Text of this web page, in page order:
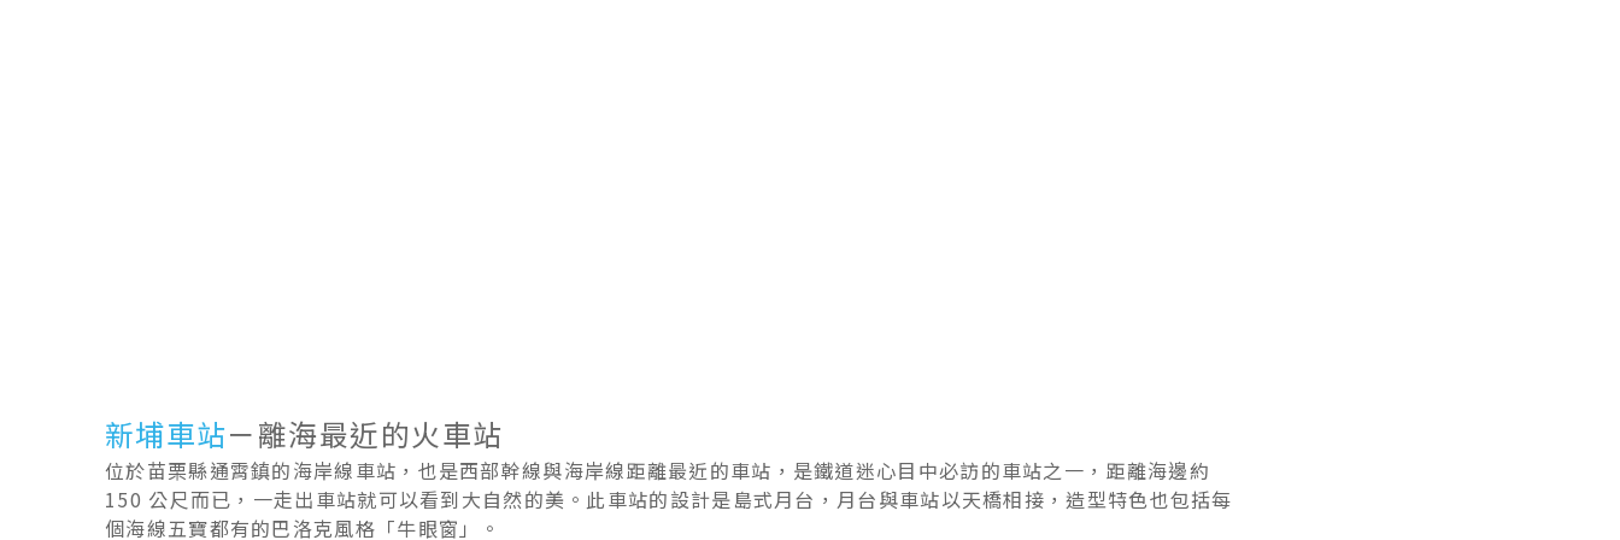
新埔車站－離海最近的火車站
位於苗栗縣通霄鎮的海岸線車站，也是西部幹線與海岸線距離最近的車站，是鐵道迷心目中必訪的車站之一，距離海邊約
150 公尺而已，一走出車站就可以看到大自然的美。此車站的設計是島式月台，月台與車站以天橋相接，造型特色也包括每
個海線五寶都有的巴洛克風格「牛眼窗」。